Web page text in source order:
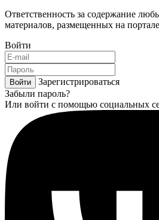
Ответственность за содержание
материалов, размещенных на
Войти
Войти
Зарегистрироваться
Забыли пароль?
Или войти с помощью социальных